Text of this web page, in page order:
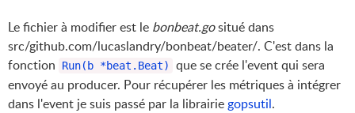
Le fichier à modifier est le bonbeat.gositué dans
src/github.com/lucaslandry/bonbeat/beater/. C'est dans la
fonction
Run(b *beat.Beat)
que se crée l'event qui sera
envoyé au producer. Pour récupérer les métriques à intégrer
dans l'event je suis passé par la librairie gopsutil.